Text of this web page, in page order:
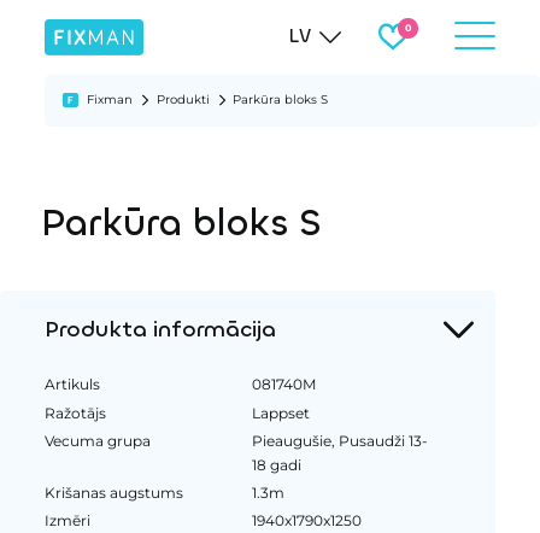
LV
Fixman Produkti Parkūra bloks S
Parkūra bloks S
Produkta informācija
Artikuls
081740M
Ražotājs
Lappset
Vecuma grupa
Pieaugušie, Pusaudži 13-
18 gadi
Krišanas augstums
1.3m
Izmēri
1940x1790x1250